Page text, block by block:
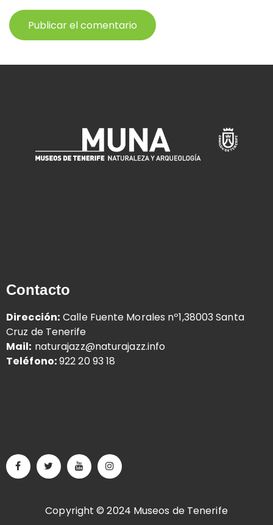
Contacto
Dirección: Calle Fuente Morales nº1,38003 Santa
Cruz de Tenerife
Mail: naturajazz@naturajazz.info
Teléfono:922 20 93 18
Copyright © 2024 Museos de Tenerife